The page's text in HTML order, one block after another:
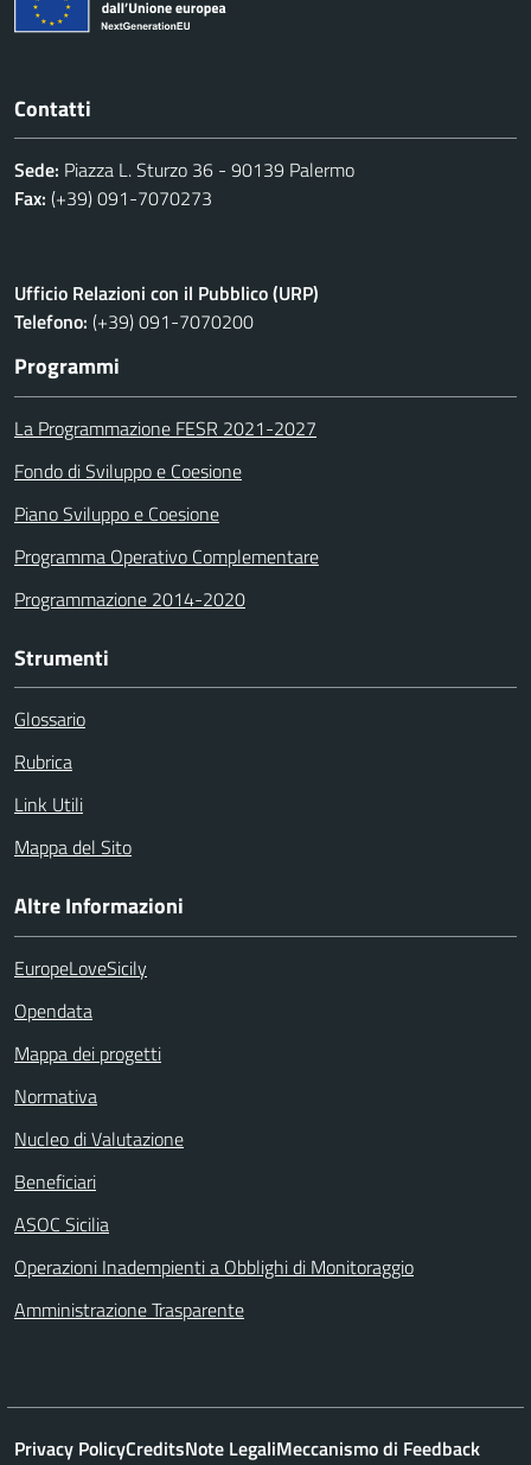
Contatti
Sede: Piazza L. Sturzo 36 - 90139 Palermo
Fax: (+39) 091-7070273
Ufficio Relazioni con il Pubblico (URP)
Telefono: (+39) 091-7070200
Programmi
La Programmazione FESR 2021-2027
Fondo di Sviluppo e Coesione
Piano Sviluppo e Coesione
Programma Operativo Complementare
Programmazione 2014-2020
Strumenti
Glossario
Rubrica
Link Utili
Mappa del Sito
Altre Informazioni
EuropeLoveSicily
Opendata
Mappa dei progetti
Normativa
Nucleo di Valutazione
Beneficiari
ASOC Sicilia
Operazioni Inadempienti a Obblighi di Monitoraggio
Amministrazione Trasparente
Privacy PolicyCreditsNote LegaliMeccanismo di Feedback